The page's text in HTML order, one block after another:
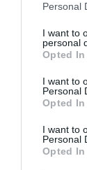
Personal
I want to
personal
Opted In
I want to
Personal
Opted In
I want to
Personal
Opted In